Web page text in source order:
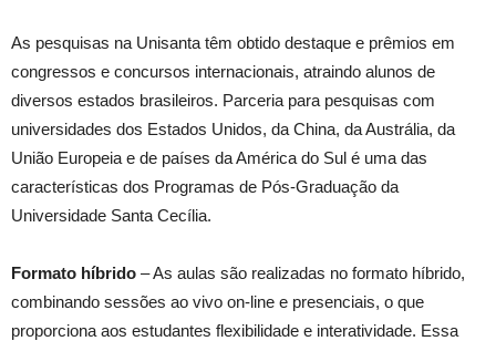
As pesquisas na Unisanta têm obtido destaque e prêmios em
congressos e concursos internacionais, atraindo alunos de
diversos estados brasileiros. Parceria para pesquisas com
universidades dos Estados Unidos, da China, da Austrália, da
União Europeia e de países da América do Sul é uma das
características dos Programas de Pós-Graduação da
Universidade Santa Cecília.
Formato híbrido – As aulas são realizadas no formato híbrido,
combinando sessões ao vivo on-line e presenciais, o que
proporciona aos estudantes flexibilidade e interatividade. Essa